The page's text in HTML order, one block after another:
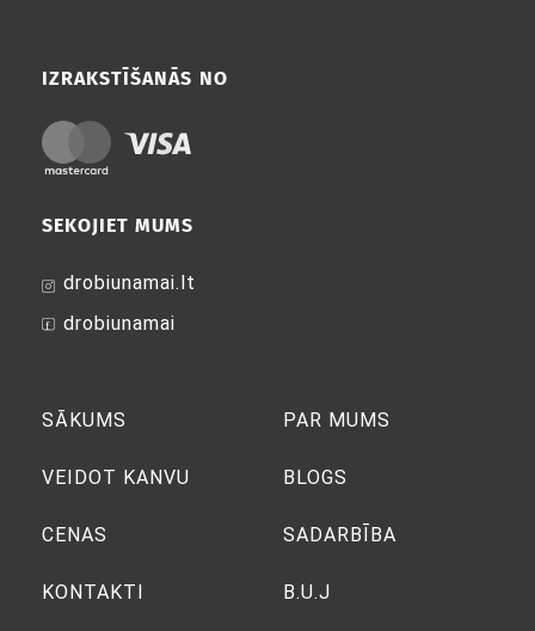
SĀKUMS
VEIDOT KANVU
CENAS
KONTAKTI
PAR MUMS
BLOGS
SADARBĪBA
B.U.J
SEKOJIET MUMS
drobiunamai.lt
drobiunamai
IZRAKSTĪŠANĀS NO